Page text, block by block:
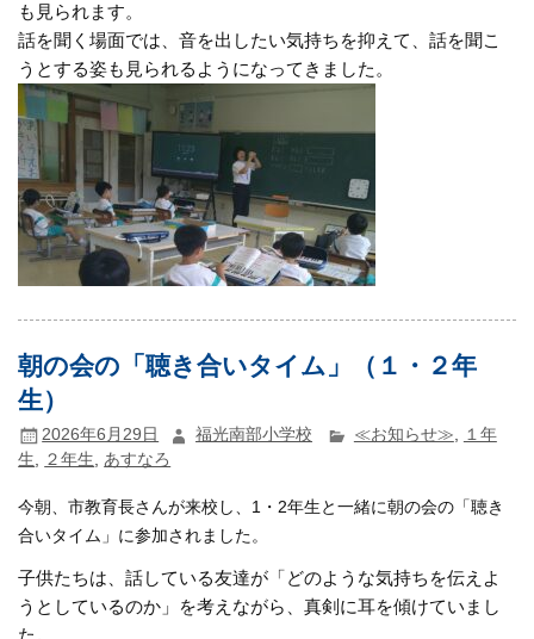
も見られます。
話を聞く場面では、音を出したい気持ちを抑えて、話を聞こ
うとする姿も見られるようになってきました。
朝の会の「聴き合いタイム」（１・２年
生）
2026年6月29日 福光南部小学校 ≪お知らせ≫, １年
生
２年生 あすなろ
今朝、市教育長さんが来校し、1・2年生と一緒に朝の会の「聴き
合いタイム」に参加されました。
子供たちは、話している友達が「どのような気持ちを伝えよ
うとしているのか」を考えながら、真剣に耳を傾けていまし
た。